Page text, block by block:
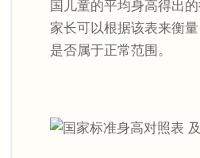
国儿童的平均身高得出
家长可以根据该表来衡
是否属于正常范围。